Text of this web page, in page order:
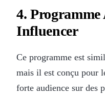
4. Programme
Influencer
Ce programme est
mais il est conçu pour
forte audience sur des